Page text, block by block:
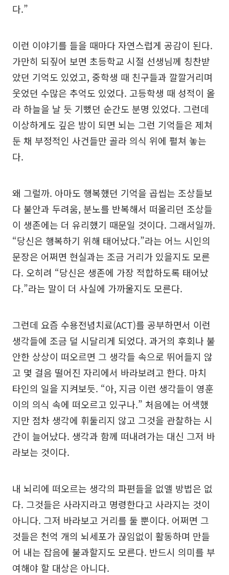
다.”
이런 이야기를 들을 때마다 자연스럽게 공감이 된다.
가만히 되짚어 보면 초등학교 시절 선생님께 칭찬받
았던 기억도 있었고, 중학생 때 친구들과 깔깔거리며
웃었던 수많은 추억도 있었다. 고등학생 때 성적이 올
라 하늘을 날 듯 기뻤던 순간도 분명 있었다. 그런데
이상하게도 깊은 밤이 되면 뇌는 그런 기억들은 제쳐
둔 채 부정적인 사건들만 골라 의식 위에 펼쳐 놓는
다.
왜 그럴까. 아마도 행복했던 기억을 곱씹는 조상들보
다 불안과 두려움, 분노를 반복해서 떠올리던 조상들
이 생존에는 더 유리했기 때문일 것이다. 그래서일까.
“당신은 행복하기 위해 태어났다.”라는 어느 시인의
문장은 어쩌면 현실과는 조금 거리가 있을지도 모른
다. 오히려 “당신은 생존에 가장 적합하도록 태어났
다.”라는 말이 더 사실에 가까울지도 모른다.
그런데 요즘 수용전념치료(ACT)를 공부하면서 이런
생각들에 조금 덜 시달리게 되었다. 과거의 후회나 불
안한 상상이 떠오르면 그 생각들 속으로 뛰어들지 않
고 몇 걸음 떨어진 자리에서 바라보려고 한다. 마치
타인의 일을 지켜보듯. “아, 지금 이런 생각들이 영훈
이의 의식 속에 떠오르고 있구나.” 처음에는 어색했
지만 점차 생각에 휘둘리지 않고 그것을 관찰하는 시
간이 늘어났다. 생각과 함께 떠내려가는 대신 그저 바
라보는 것이다.
내 뇌리에 떠오르는 생각의 파편들을 없앨 방법은 없
다. 그것들은 사라지라고 명령한다고 사라지는 것이
아니다. 그저 바라보고 거리를 둘 뿐이다. 어쩌면 그
것들은 천억 개의 뇌세포가 끊임없이 활동하며 만들
어 내는 잡음에 불과할지도 모른다. 반드시 의미를 부
여해야 할 대상은 아니다.